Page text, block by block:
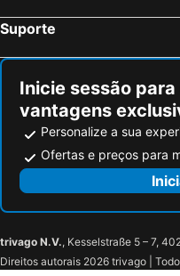
Suporte
Inicie sessão
vantagens
Personalize a sua
Ofertas e preços para
trivago N.V., Kesselstraße 5 – 7,
Direitos autorais 2026 trivago |